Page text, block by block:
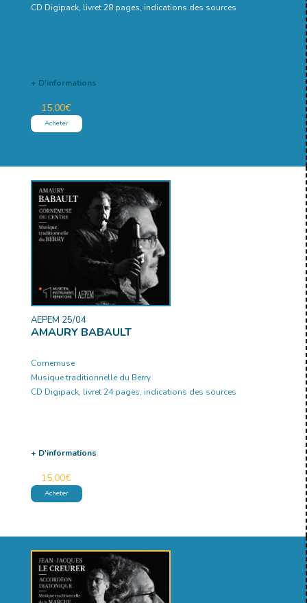
CD Digipack, livret 28 pages, indications des sources
+ D'informations
15,00€
Acheter
AEPEM 25/04
AMAURY BABAULT
Cornemuse
Musique traditionnelle du Berry
CD Digipack, livret 24 pages, indications des sources
+ D'informations
15,00€
Acheter